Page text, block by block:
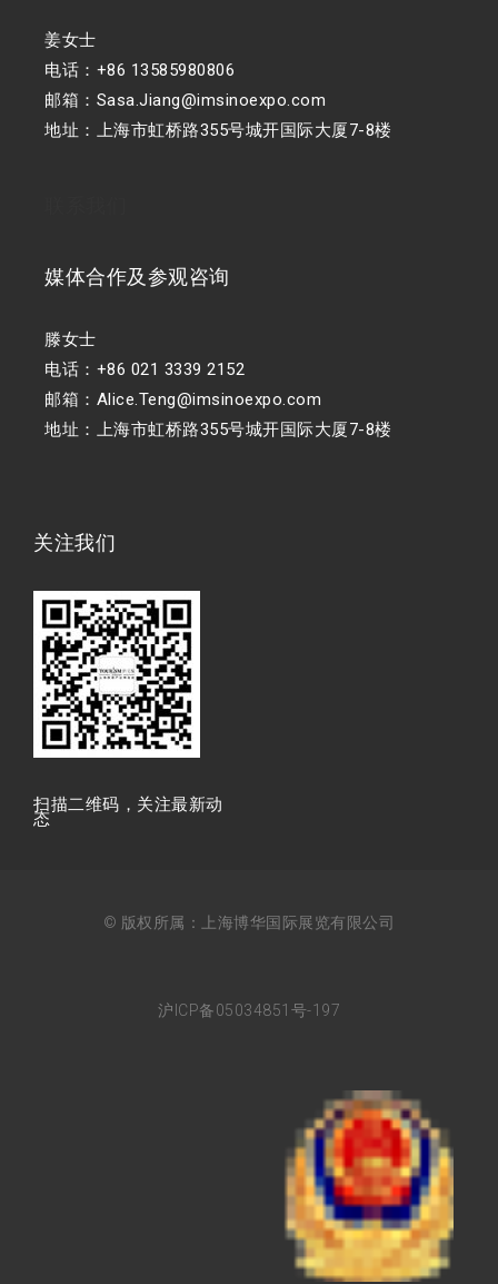
姜女士
电话：+86 13585980806
邮箱：Sasa.Jiang@imsinoexpo.com
地址：上海市虹桥路355号城开国际大厦7-8楼
媒体合作及参观咨询
滕女士
电话：+86 021 3339 2152
邮箱：Alice.Teng@imsinoexpo.com
地址：上海市虹桥路355号城开国际大厦7-8楼
关注我们
扫描⼆维码，关注最新动
态
© 版权所属：上海博华国际展览有限公司
沪ICP备05034851号-197